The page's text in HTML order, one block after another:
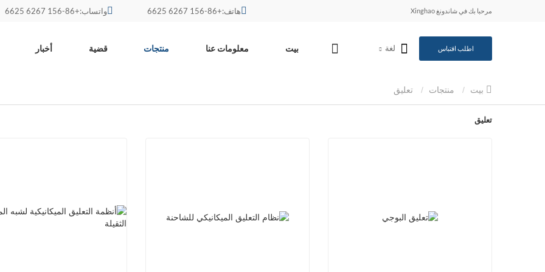
مرحبا بك في شاندونغ Xinghao هاتف:+86-156 6267 6625 واتساب:+86-156 6267 6625
بيت معلومات عنا منتجات قضية أخبار لغة اطلب اقتباس
منتجات
تعليق